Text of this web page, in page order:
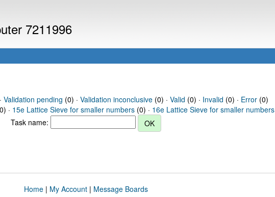
7211996
Validation pending (0) · Validation inconclusive(0) · Valid (0) · Invalid (0) · Error(0)
· 15e Lattice Sieve for smaller numbers (0) · 16e Lattice Sieve for smaller numbers
Task name:
Home| My Account| Message Boards